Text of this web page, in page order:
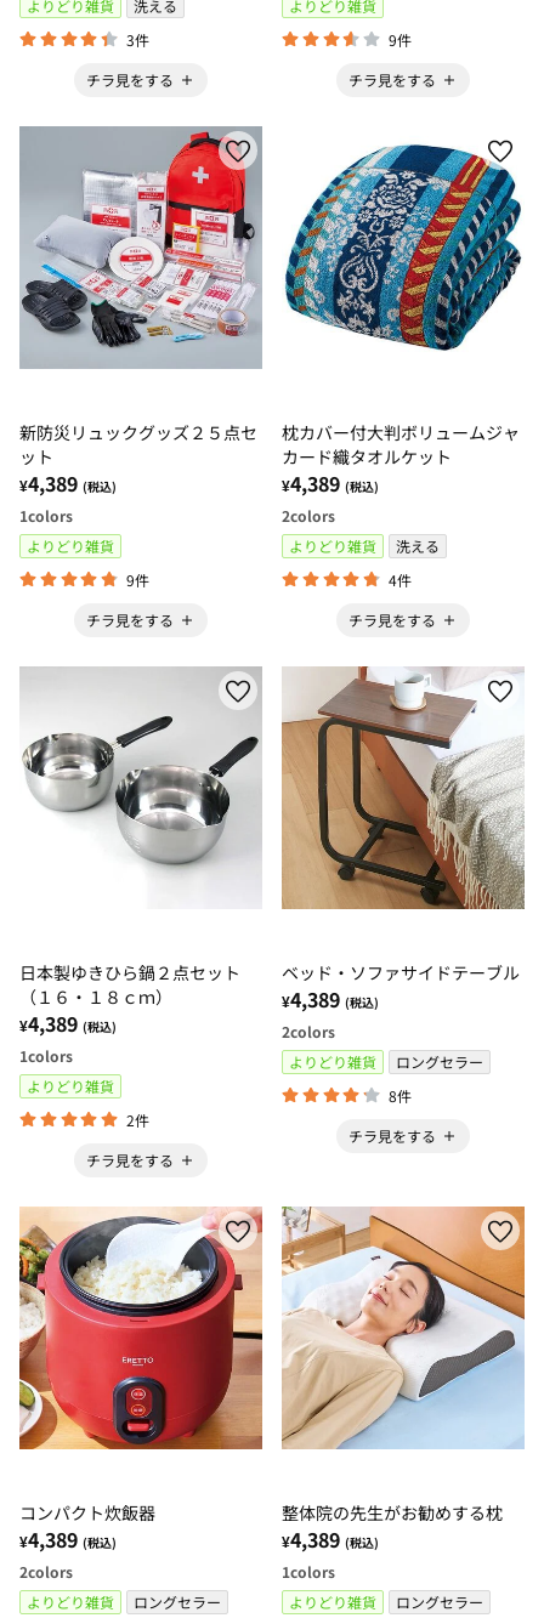
よりどり雑貨
洗える
3件
チラ見をする
よりどり雑貨
9件
チラ見をする
新防災リュックグッズ２５点セ
ット
¥4,389 (税込)
1colors
よりどり雑貨
9件
チラ見をする
枕カバー付大判ボリュームジャ
カード織タオルケット
¥4,389 (税込)
2colors
よりどり雑貨
洗える
4件
チラ見をする
日本製ゆきひら鍋２点セット
（１６・１８ｃｍ）
¥4,389 (税込)
1colors
よりどり雑貨
2件
チラ見をする
ベッド・ソファサイドテーブル
¥4,389 (税込)
2colors
よりどり雑貨
ロングセラー
8件
チラ見をする
コンパクト炊飯器
¥4,389 (税込)
2colors
よりどり雑貨
ロングセラー
整体院の先生がお勧めする枕
¥4,389 (税込)
1colors
よりどり雑貨
ロングセラー